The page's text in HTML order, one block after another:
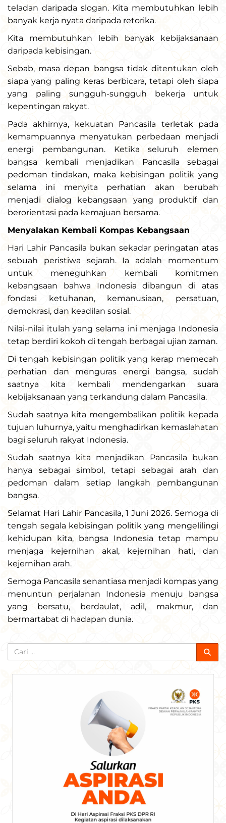
teladan daripada slogan. Kita membutuhkan lebih
banyak kerja nyata daripada retorika.
Kita membutuhkan lebih banyak kebijaksanaan
daripada kebisingan.
Sebab, masa depan bangsa tidak ditentukan oleh
siapa yang paling keras berbicara, tetapi oleh siapa
yang paling sungguh-sungguh bekerja untuk
kepentingan rakyat.
Pada akhirnya, kekuatan Pancasila terletak pada
kemampuannya menyatukan perbedaan menjadi
energi pembangunan. Ketika seluruh elemen
bangsa kembali menjadikan Pancasila sebagai
pedoman tindakan, maka kebisingan politik yang
selama ini menyita perhatian akan berubah
menjadi dialog kebangsaan yang produktif dan
berorientasi pada kemajuan bersama.
Menyalakan Kembali Kompas Kebangsaan
Hari Lahir Pancasila bukan sekadar peringatan atas
sebuah peristiwa sejarah. Ia adalah momentum
untuk meneguhkan kembali komitmen
kebangsaan bahwa Indonesia dibangun di atas
fondasi ketuhanan, kemanusiaan, persatuan,
demokrasi, dan keadilan sosial.
Nilai-nilai itulah yang selama ini menjaga Indonesia
tetap berdiri kokoh di tengah berbagai ujian zaman.
Di tengah kebisingan politik yang kerap memecah
perhatian dan menguras energi bangsa, sudah
saatnya kita kembali mendengarkan suara
kebijaksanaan yang terkandung dalam Pancasila.
Sudah saatnya kita mengembalikan politik kepada
tujuan luhurnya, yaitu menghadirkan kemaslahatan
bagi seluruh rakyat Indonesia.
Sudah saatnya kita menjadikan Pancasila bukan
hanya sebagai simbol, tetapi sebagai arah dan
pedoman dalam setiap langkah pembangunan
bangsa.
Selamat Hari Lahir Pancasila, 1 Juni 2026. Semoga di
tengah segala kebisingan politik yang mengelilingi
kehidupan kita, bangsa Indonesia tetap mampu
menjaga kejernihan akal, kejernihan hati, dan
kejernihan arah.
Semoga Pancasila senantiasa menjadi kompas yang
menuntun perjalanan Indonesia menuju bangsa
yang bersatu, berdaulat, adil, makmur, dan
bermartabat di hadapan dunia.